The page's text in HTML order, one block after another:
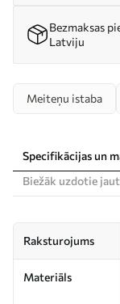
Bezmaksas
Latviju
Meiteņu istaba
Specifikācijas un
Biežāk uzdotie
Raksturojums
Materiāls